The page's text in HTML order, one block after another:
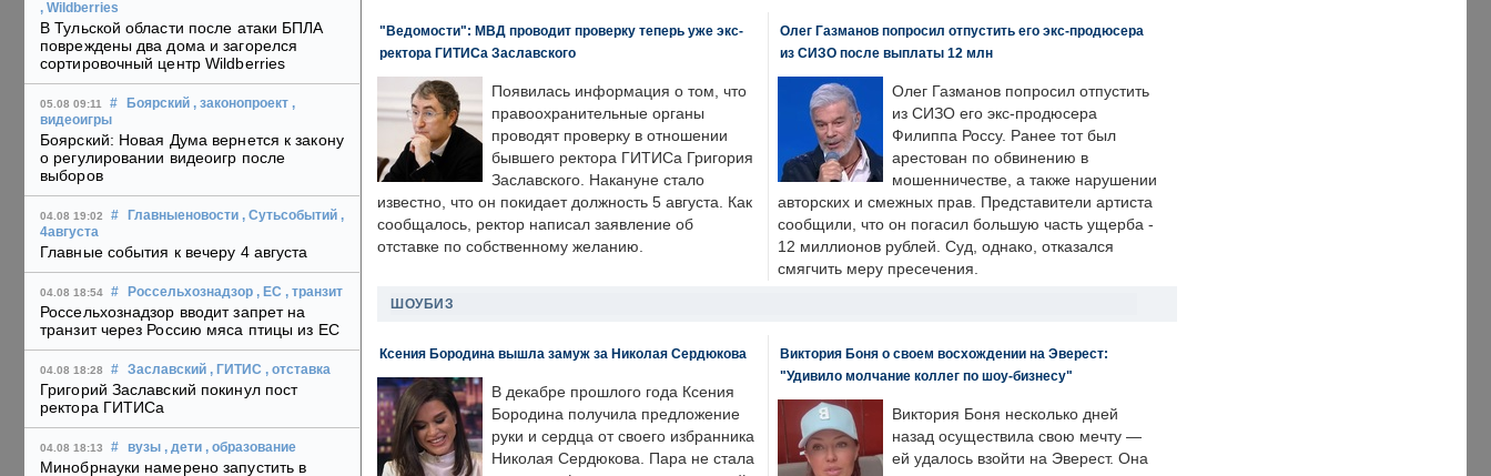
, Wildberries
В Тульской области после атаки БПЛА
повреждены два дома и загорелся
сортировочный центр Wildberries
05.08 09:11 # Боярский , законопроект ,
видеоигры
Боярский: Новая Дума вернется к закону
о регулировании видеоигр после
выборов
04.08 19:02 # Главныеновости , Сутьсобытий ,
4августа
Главные события к вечеру 4 августа
04.08 18:54 # Россельхознадзор , ЕС , транзит
Россельхознадзор вводит запрет на
транзит через Россию мяса птицы из ЕС
04.08 18:28 # Заславский , ГИТИС , отставка
Григорий Заславский покинул пост
ректора ГИТИСа
04.08 18:13 # вузы , дети , образование
Минобрнауки намерено запустить в
"Ведомости": МВД проводит проверку теперь уже экс-
ректора ГИТИСа Заславского
Появилась информация о том, что
правоохранительные органы
проводят проверку в отношении
бывшего ректора ГИТИСа Григория
Заславского. Накануне стало
известно, что он покидает должность 5 августа. Как
сообщалось, ректор написал заявление об
отставке по собственному желанию.
Олег Газманов попросил отпустить его экс-продюсера
из СИЗО после выплаты 12 млн
Олег Газманов попросил отпустить
из СИЗО его экс-продюсера
Филиппа Россу. Ранее тот был
арестован по обвинению в
мошенничестве, а также нарушении
авторских и смежных прав. Представители артиста
сообщили, что он погасил большую часть ущерба -
12 миллионов рублей. Суд, однако, отказался
смягчить меру пресечения.
ШОУБИЗ
Ксения Бородина вышла замуж за Николая Сердюкова
В декабре прошлого года Ксения
Бородина получила предложение
руки и сердца от своего избранника
Николая Сердюкова. Пара не стала
Виктория Боня о своем восхождении на Эверест:
"Удивило молчание коллег по шоу-бизнесу"
Виктория Боня несколько дней
назад осуществила свою мечту —
ей удалось взойти на Эверест. Она